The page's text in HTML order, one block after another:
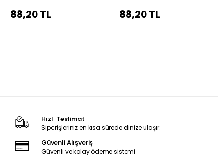
88,20 TL 88,20 TL
Hızlı Teslimat
Siparişleriniz en kısa sürede elinize ulaşır.
Güvenli Alışveriş
Güvenli ve kolay ödeme sistemi